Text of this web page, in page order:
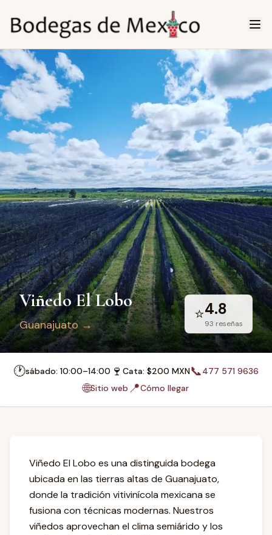
Viñedo El Lobo
Guanajuato→
⭐4.8
93 reseñas
🕐sábado: 10:00–14:00 🍷 Cata: $200 MXN📞477 571 9636
🌐Sitio web 📍Cómo llegar
Viñedo El Lobo es una distinguida bodega
ubicada en las tierras altas de Guanajuato,
donde la tradición vitivinícola mexicana se
fusiona con técnicas modernas. Nuestros
viñedos aprovechan el clima semiárido y los